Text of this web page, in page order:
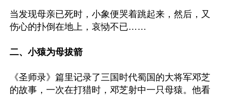
当发现母亲已死时，小象便哭着跳起来，然后，又
伤心的扑倒在地上，哀恸不已……
二、小猿为母拔箭
《圣师录》篇里记录了三国时代蜀国的大将军邓芝
的故事，一次在打猎时，邓芝射中一只母猿。他看